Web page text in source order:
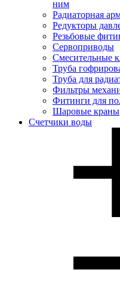
ним
Радиаторная
Редукторы
Резьбовые
Сервоприводы
Смесительные
Труба
Труба для
Фильтры
Фитинги для
Шаровые краны
Счетчики воды